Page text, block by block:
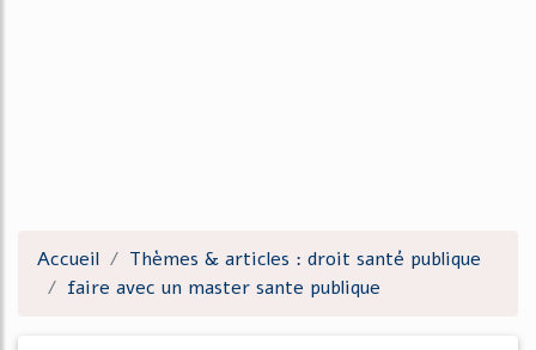
Accueil
Thèmes & articles : droit santé publique
faire avec un master sante publique